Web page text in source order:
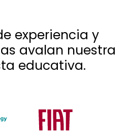
experiencia y
avalan nuestra
educativa.